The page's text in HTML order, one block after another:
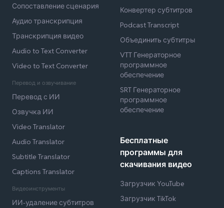
Сопоставление сценария
Аудио транскрипция
Транскрипция видео
Audio to Text Converter
Video to Text Converter
Перевод и озвучивание
Перевод с ИИ
Озвучка ИИ
Video Translator
Audio Translator
Subtitle Translator
Captions Translator
Видеоинструменты
ИИ-удаление субтитров
Конвертер субтитров
Podcast Transcript
Объединить субтитры
VTT Генераторное
программное
обеспечение
SRT Генераторное
программное
обеспечение
Бесплатные
программы для
скачивания видео
Загрузчик YouTube
Загрузчик TikTok